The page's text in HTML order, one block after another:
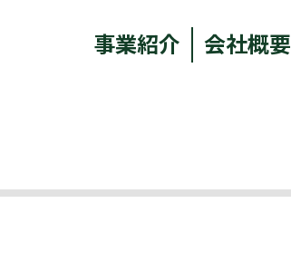
事業紹介 会社概要